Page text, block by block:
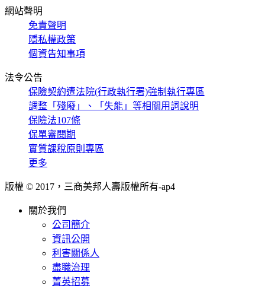
網站聲明
免責聲明
隱私權政策
個資告知事項
法令公告
保險契約遭法院(行政執行署)強制執行專區
調整「殘廢」、「失能」等相關用詞說明
保險法107條
保單審閱期
實質課稅原則專區
更多
版權 © 2017，三商美邦人壽版權所有-ap4
關於我們
公司簡介
資訊公開
利害關係人
盡職治理
菁英招募